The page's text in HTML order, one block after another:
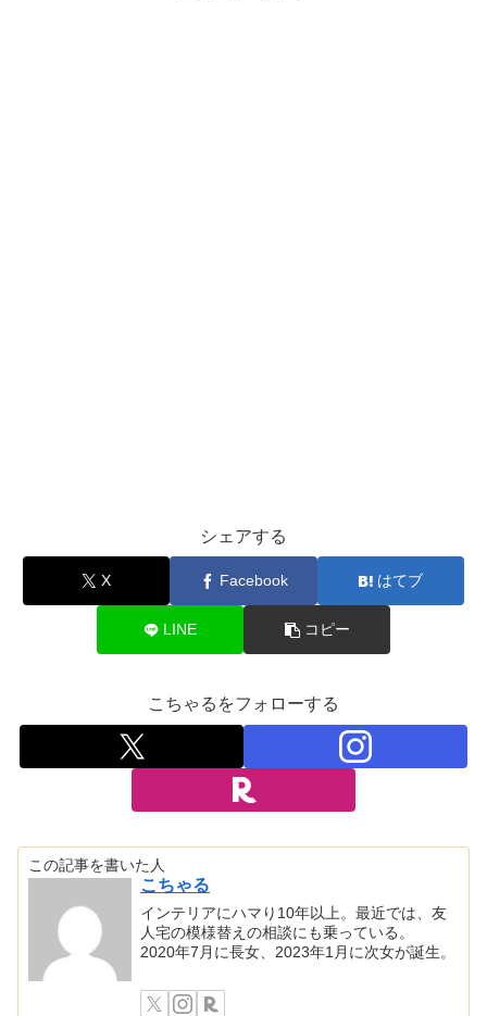
シェアする
X Facebook はてブ
LINE コピー
こちゃるをフォローする
この記事を書いた人
こちゃる
インテリアにハマり10年以上。最近では、友
人宅の模様替えの相談にも乗っている。
2020年7月に長女、2023年1月に次女が誕生。